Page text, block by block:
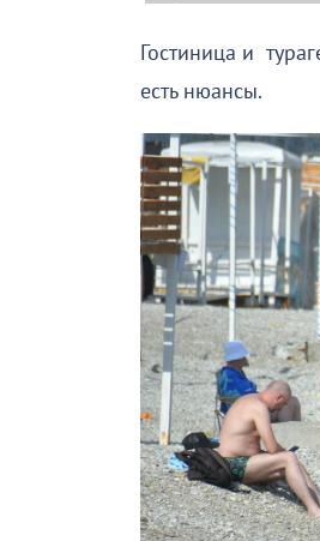
Гостиница и
есть нюансы.